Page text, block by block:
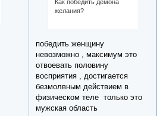
Как победить демона
желания?
победить женщину
невозможно , максимум это
отвоевать половину
восприятия , достигается
безмолвным действием в
физическом теле только это
мужская область